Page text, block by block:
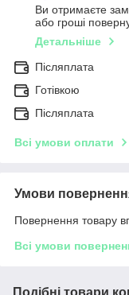
Ви отримаєте
або гроші
Детальніше
Післяплата
Готівкою
Післяплата
Всі умови оплати
Умови
Повернення товару
Всі умови